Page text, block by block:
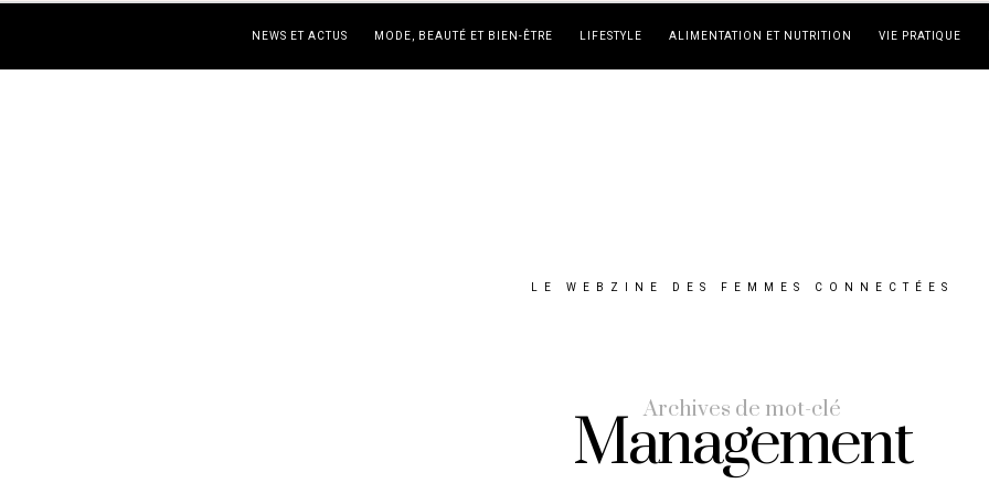
NEWS ET ACTUS MODE, BEAUTÉ ET BIEN-ÊTRE LIFESTYLE ALIMENTATION ET NUTRITION VIE PRATIQUE
LE WEBZINE DES FEMMES CONNECTÉES
Archives de mot-clé
Management